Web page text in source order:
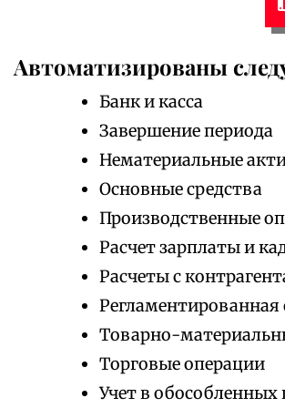
Автоматизированы
Банк и касса
Завершение периода
Нематериальные
Основные средства
Производственные
Расчет зарплаты и
Расчеты с
Регламентированная
Товарно-
Торговые операции
Учет в обособленных